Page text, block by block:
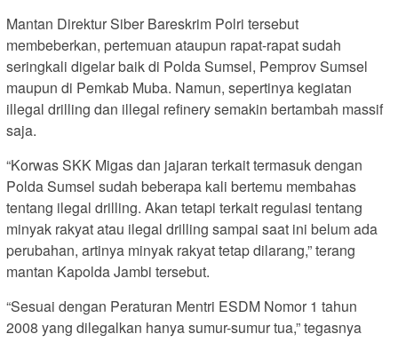
Mantan Direktur Siber Bareskrim Polri tersebut
membeberkan, pertemuan ataupun rapat-rapat sudah
seringkali digelar baik di Polda Sumsel, Pemprov Sumsel
maupun di Pemkab Muba. Namun, sepertinya kegiatan
illegal drilling dan illegal refinery semakin bertambah massif
saja.
“Korwas SKK Migas dan jajaran terkait termasuk dengan
Polda Sumsel sudah beberapa kali bertemu membahas
tentang ilegal drilling. Akan tetapi terkait regulasi tentang
minyak rakyat atau ilegal drilling sampai saat ini belum ada
perubahan, artinya minyak rakyat tetap dilarang,” terang
mantan Kapolda Jambi tersebut.
“Sesuai dengan Peraturan Mentri ESDM Nomor 1 tahun
2008 yang dilegalkan hanya sumur-sumur tua,” tegasnya